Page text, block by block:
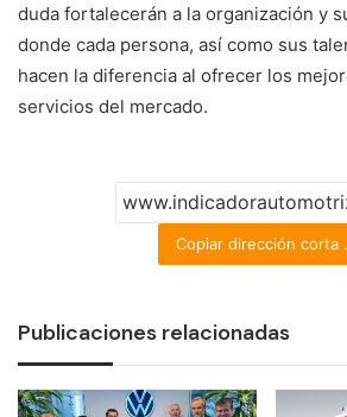
duda fortalecerán a la organización y
donde cada persona, así como sus
hacen la diferencia al ofrecer los
servicios del mercado.
Copiar dirección corta
Publicaciones relacionadas